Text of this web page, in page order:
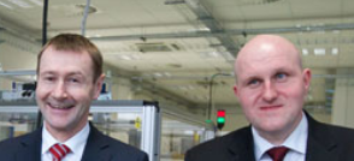
Historické stavby
Poruchy střechy
Rekonstrukce střechy
Větrání a odvětráváníKomíny
Fasáda
Omítky